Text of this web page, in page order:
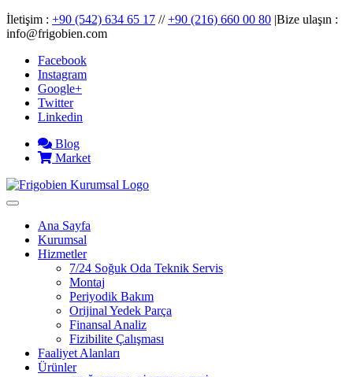
İletişim : +90 (542) 634 65 17 //+90 (216) 660 00 80 |Bize ulaşın :
info@frigobien.com
Facebook
Instagram
Google+
Twitter
Linkedin
Blog
Market
Ana Sayfa
Kurumsal
Hizmetler
7/24 Soğuk Oda Teknik Servis
Montaj
Periyodik Bakım
Orijinal Yedek Parça
Finansal Analiz
Fizibilite Çalışması
Faaliyet Alanları
Ürünler